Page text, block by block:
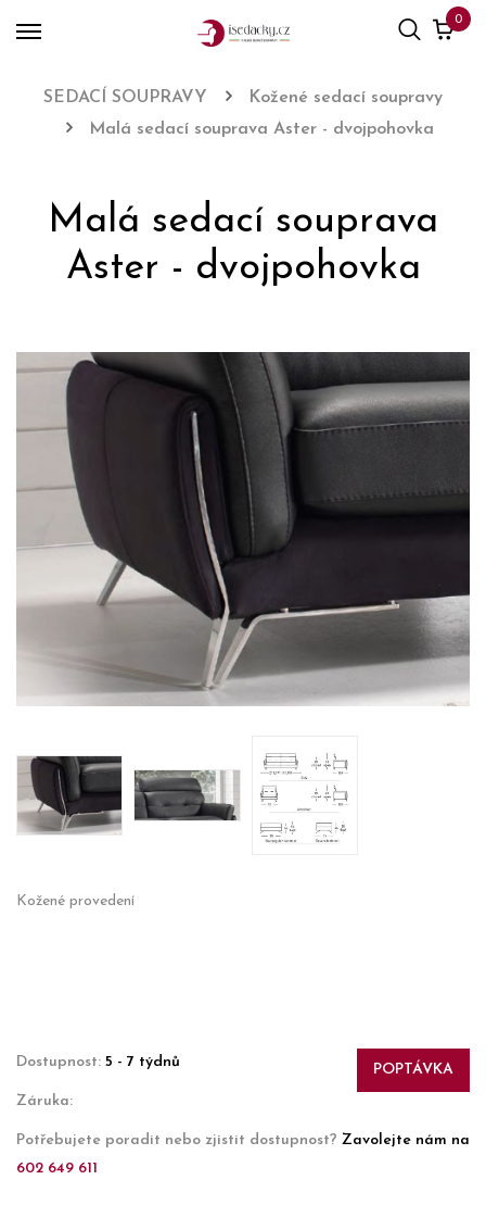
0
SEDACÍ SOUPRAVY
Kožené sedací soupravy
Malá sedací souprava Aster - dvojpohovka
Malá sedací souprava
Aster - dvojpohovka
Kožené provedení
POPTÁVKA
Dostupnost: 5 - 7 týdnů
Záruka:
Potřebujete poradit nebo zjistit dostupnost? Zavolejte nám na
602 649 611